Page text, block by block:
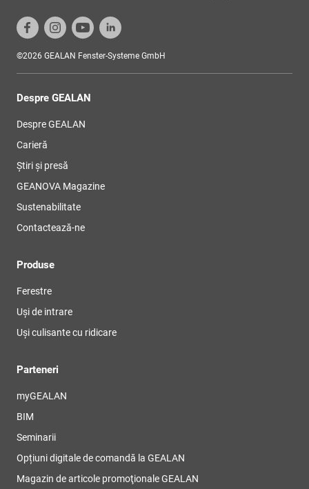
©2026 GEALAN Fenster-Systeme GmbH
Despre GEALAN
Despre GEALAN
Carieră
Știri și presă
GEANOVA Magazine
Sustenabilitate
Contactează-ne
Produse
Ferestre
Uși de intrare
Uși culisante cu ridicare
Parteneri
myGEALAN
BIM
Seminarii
Opțiuni digitale de comandă la GEALAN
Magazin de articole promoţionale GEALAN